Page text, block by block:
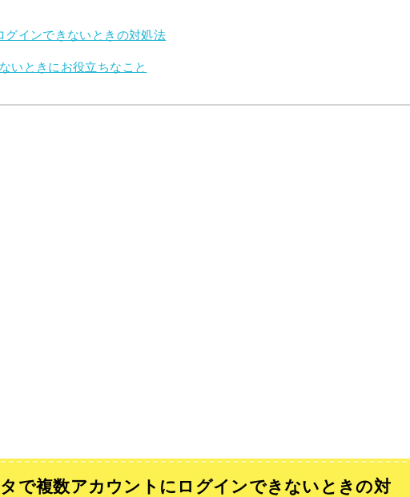
グインできないときの対処法
いときにお役立ちなこと
で複数アカウントにログインできないときの対